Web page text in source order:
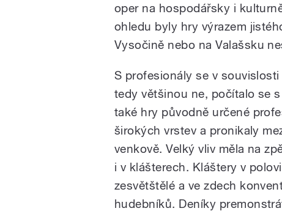
oper na hospodářsky i
ohledu byly hry výrazem
Vysočině nebo na Valašsku
S profesionály se v
tedy většinou ne, počítalo se
také hry původně určené
širokých vrstev a pronikaly
venkově. Velký vliv měla na
i v klášterech. Kláštery v
zesvětštělé a ve zdech
hudebníků. Deníky